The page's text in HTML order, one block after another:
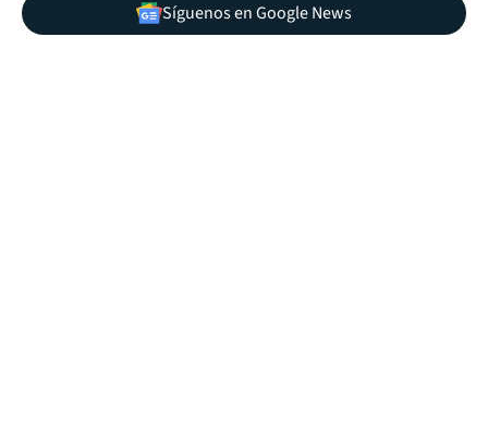
Síguenos en Google News